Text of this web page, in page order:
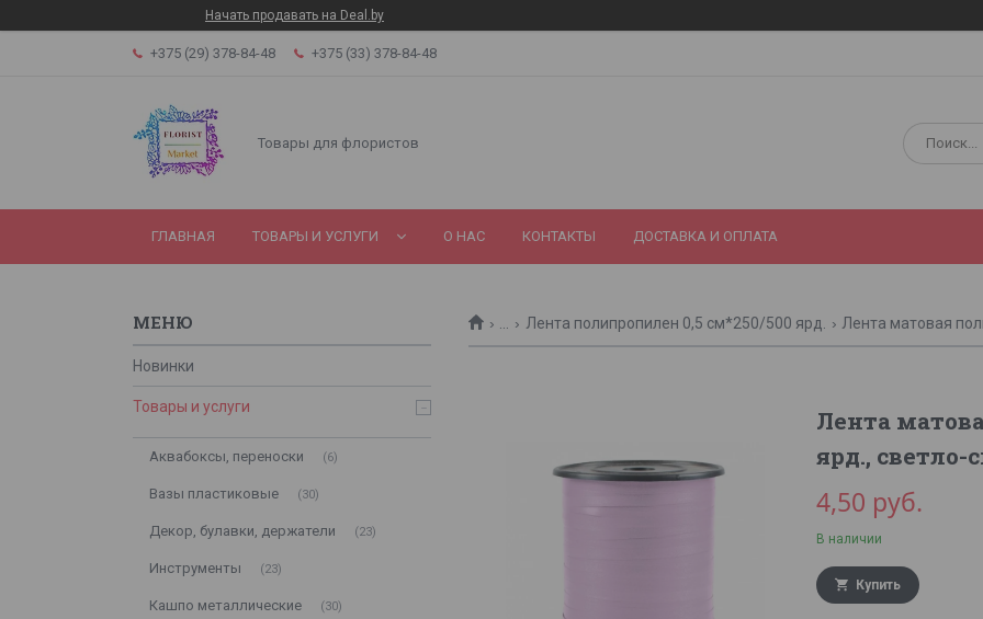
Начать продавать на Deal.by
+375 (29) 378-84-48 +375 (33) 378-84-48
Товары для флористов
ГЛАВНАЯ ТОВАРЫ И УСЛУГИ О НАС КОНТАКТЫ ДОСТАВКА И ОПЛАТА
Лента полипропилен 0,5 см*250/500 ярд. Лента матовая
Лента
ярд.,
4,50 руб.
В наличии
Купить
Новинки
Товары и услуги
Аквабоксы, переноски 6
Вазы пластиковые 30
Декор, булавки, держатели 23
Инструменты 23
Кашпо металлические 30